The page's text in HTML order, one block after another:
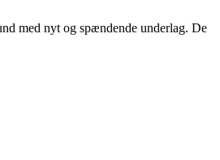
med nyt og spændende underlag. De